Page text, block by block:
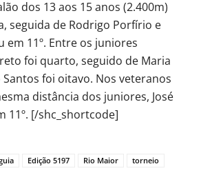
dos 13 aos 15 anos (2.400m)
seguida de Rodrigo Porfírio e
em 11º. Entre os juniores
foi quarto, seguido de Maria
Santos foi oitavo. Nos veteranos
distância dos juniores, José
11º. [/shc_shortcode]
Edição 5197 Rio Maior torneio